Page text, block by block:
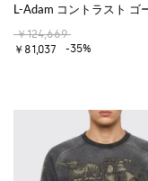
L-Adam コントラスト ゴ
￥124,669
￥81,037
-35%